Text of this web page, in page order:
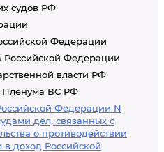
судов РФ
Федерации
Российской Федерации
власти РФ
Пленума ВС РФ
Федерации N
дел, связанных с
о противодействии
доход Российской